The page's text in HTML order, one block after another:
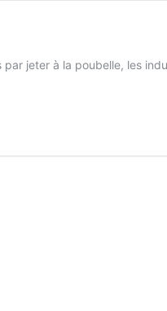
jeter à la poubelle, les